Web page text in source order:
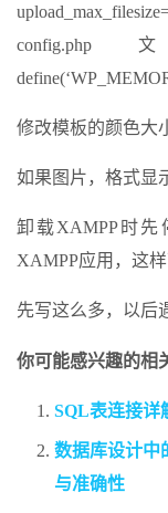
修改模板的颜色大
如果图片，格式显
卸载XAMPP时
XAMPP应用，这
先写这么多，以后
你可能感兴趣的相
SQL表连接详
数据库设计中
与准确性